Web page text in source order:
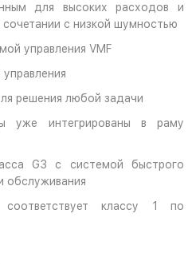
для высоких расходов и
сочетании с низкой шумностью
управления VMF
решения любой задачи
уже интегрированы в раму
G3 с системой быстрого
обслуживания
соответствует классу 1 по